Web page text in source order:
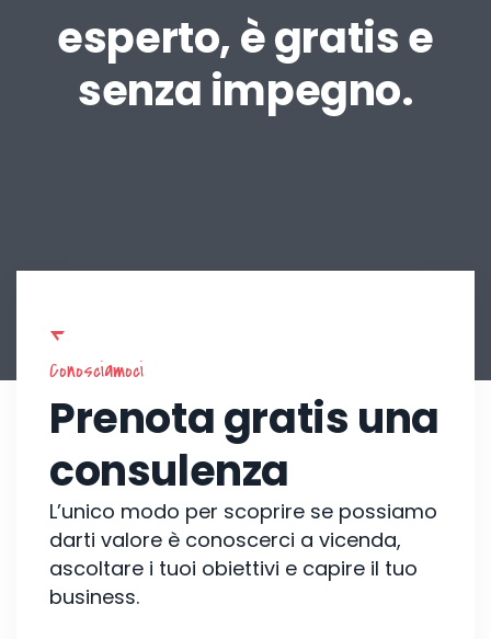
esperto, è gratis e
senza impegno.
Conosciamoci
Prenota gratis una
consulenza
L’unico modo per scoprire se possiamo
darti valore è conoscerci a vicenda,
ascoltare i tuoi obiettivi e capire il tuo
business.